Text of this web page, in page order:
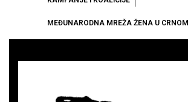
MEĐUNARODNA MREŽA ŽENA U CRNOM